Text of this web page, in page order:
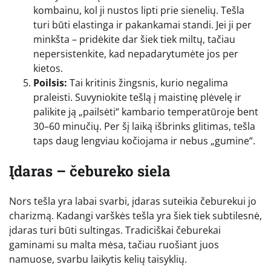
kombainu, kol ji nustos lipti prie sienelių. Tešla
turi būti elastinga ir pakankamai standi. Jei ji per
minkšta – pridėkite dar šiek tiek miltų, tačiau
nepersistenkite, kad nepadarytumėte jos per
kietos.
Poilsis: Tai kritinis žingsnis, kurio negalima
praleisti. Suvyniokite tešlą į maistinę plėvelę ir
palikite ją „pailsėti“ kambario temperatūroje bent
30–60 minučių. Per šį laiką išbrinks glitimas, tešla
taps daug lengviau kočiojama ir nebus „gumine“.
Įdaras – čebureko siela
Nors tešla yra labai svarbi, įdaras suteikia čeburekui jo
charizmą. Kadangi varškės tešla yra šiek tiek subtilesnė,
įdaras turi būti sultingas. Tradiciškai čeburekai
gaminami su malta mėsa, tačiau ruošiant juos
namuose, svarbu laikytis kelių taisyklių.